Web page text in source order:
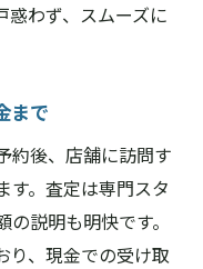
惑わず、スムーズに
まで
約後、店舗に訪問す
す。査定は専門スタ
説明も明快です。
り、現金での受け取